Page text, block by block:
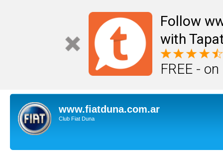
Follow
with
FREE -
www.fiatduna.com.ar
Club Fiat Duna